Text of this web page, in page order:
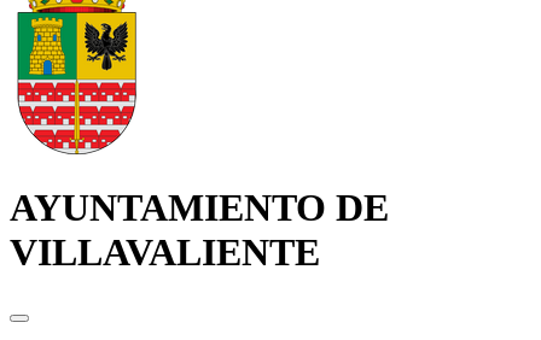
AYUNTAMIENTO DE
VILLAVALIENTE